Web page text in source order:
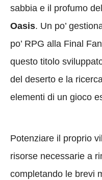
sabbia e il profumo
Oasis. Un po’
po’ RPG alla Final
questo titolo
del deserto e la
elementi di un gioco
Potenziare il proprio
risorse necessarie a
completando le brevi